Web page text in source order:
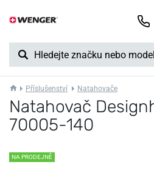
Příslušenství Natahovače
Natahovač
70005-140
NA PRODEJNĚ